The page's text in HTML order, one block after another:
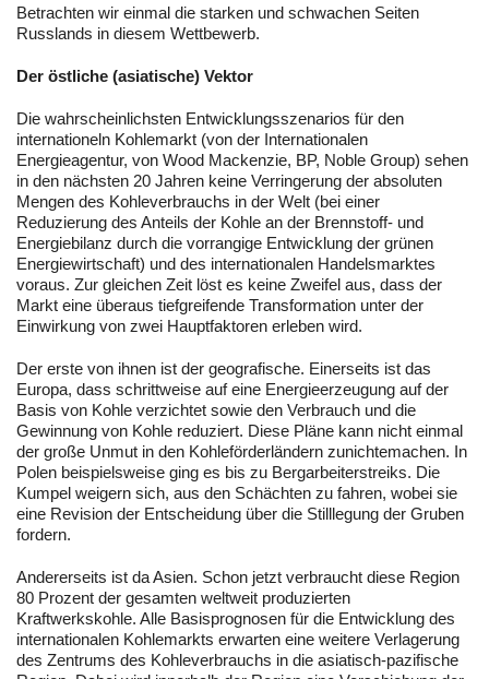
Betrachten wir einmal die starken und schwachen Seiten
Russlands in diesem Wettbewerb.
Der östliche (asiatische) Vektor
Die wahrscheinlichsten Entwicklungsszenarios für den
internationeln Kohlemarkt (von der Internationalen
Energieagentur, von Wood Mackenzie, BP, Noble Group) sehen
in den nächsten 20 Jahren keine Verringerung der absoluten
Mengen des Kohleverbrauchs in der Welt (bei einer
Reduzierung des Anteils der Kohle an der Brennstoff- und
Energiebilanz durch die vorrangige Entwicklung der grünen
Energiewirtschaft) und des internationalen Handelsmarktes
voraus. Zur gleichen Zeit löst es keine Zweifel aus, dass der
Markt eine überaus tiefgreifende Transformation unter der
Einwirkung von zwei Hauptfaktoren erleben wird.
Der erste von ihnen ist der geografische. Einerseits ist das
Europa, dass schrittweise auf eine Energieerzeugung auf der
Basis von Kohle verzichtet sowie den Verbrauch und die
Gewinnung von Kohle reduziert. Diese Pläne kann nicht einmal
der große Unmut in den Kohleförderländern zunichtemachen. In
Polen beispielsweise ging es bis zu Bergarbeiterstreiks. Die
Kumpel weigern sich, aus den Schächten zu fahren, wobei sie
eine Revision der Entscheidung über die Stilllegung der Gruben
fordern.
Andererseits ist da Asien. Schon jetzt verbraucht diese Region
80 Prozent der gesamten weltweit produzierten
Kraftwerkskohle. Alle Basisprognosen für die Entwicklung des
internationalen Kohlemarkts erwarten eine weitere Verlagerung
des Zentrums des Kohleverbrauchs in die asiatisch-pazifische